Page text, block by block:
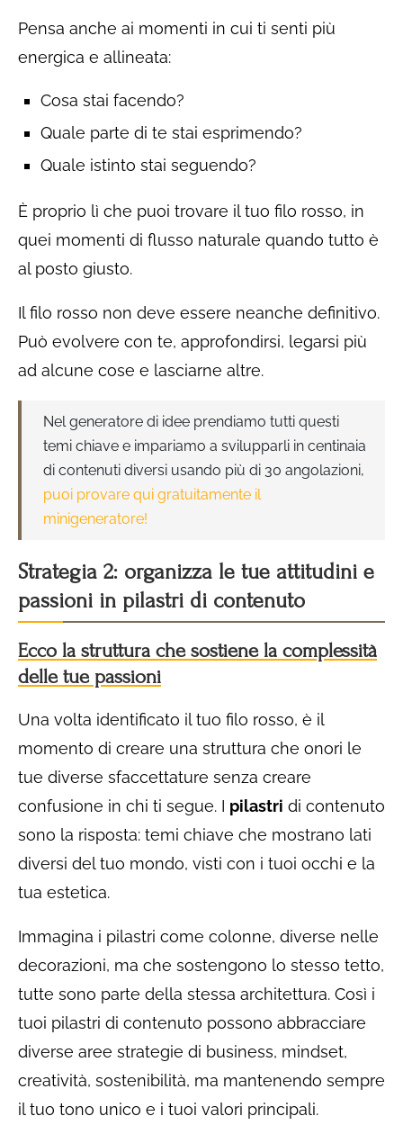
Pensa anche ai momenti in cui ti senti più
energica e allineata:
Cosa stai facendo?
Quale parte di te stai esprimendo?
Quale istinto stai seguendo?
È proprio lì che puoi trovare il tuo filo rosso, in
quei momenti di flusso naturale quando tutto è
al posto giusto.
Il filo rosso non deve essere neanche definitivo.
Può evolvere con te, approfondirsi, legarsi più
ad alcune cose e lasciarne altre.
Nel generatore di idee prendiamo tutti questi
temi chiave e impariamo a svilupparli in centinaia
di contenuti diversi usando più di 30 angolazioni,
puoi provare qui gratuitamente il
minigeneratore!
Strategia 2: organizza le tue attitudini e
passioni in pilastri di contenuto
Ecco la struttura che sostiene la complessità
delle tue passioni
Una volta identificato il tuo filo rosso, è il
momento di creare una struttura che onori le
tue diverse sfaccettature senza creare
confusione in chi ti segue. I pilastri di contenuto
sono la risposta: temi chiave che mostrano lati
diversi del tuo mondo, visti con i tuoi occhi e la
tua estetica.
Immagina i pilastri come colonne, diverse nelle
decorazioni, ma che sostengono lo stesso tetto,
tutte sono parte della stessa architettura. Così i
tuoi pilastri di contenuto possono abbracciare
diverse aree strategie di business, mindset,
creatività, sostenibilità, ma mantenendo sempre
il tuo tono unico e i tuoi valori principali.